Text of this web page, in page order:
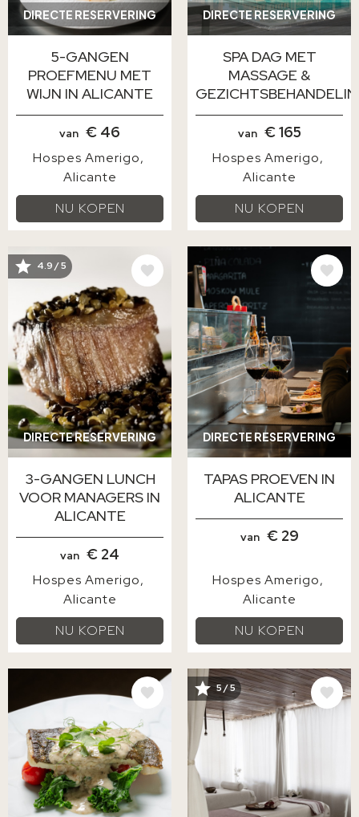
DIRECTE RESERVERING
5-GANGEN
PROEFMENU MET
WIJN IN ALICANTE
van € 46
Hospes Amerigo
Alicante
NU KOPEN
DIRECTE RESERVERING
SPA DAG MET
MASSAGE &
van € 165
Hospes Amerigo
Alicante
NU KOPEN
DIRECTE RESERVERING
AFBEELDING
4.9 / 5
3-GANGEN LUNCH
VOOR MANAGERS IN
ALICANTE
van € 24
Hospes Amerigo
Alicante
NU KOPEN
DIRECTE RESERVERING
AFBEELDING
TAPAS PROEVEN IN
ALICANTE
van € 29
Hospes Amerigo
Alicante
NU KOPEN
AFBEELDING AFBEELDING
5 / 5